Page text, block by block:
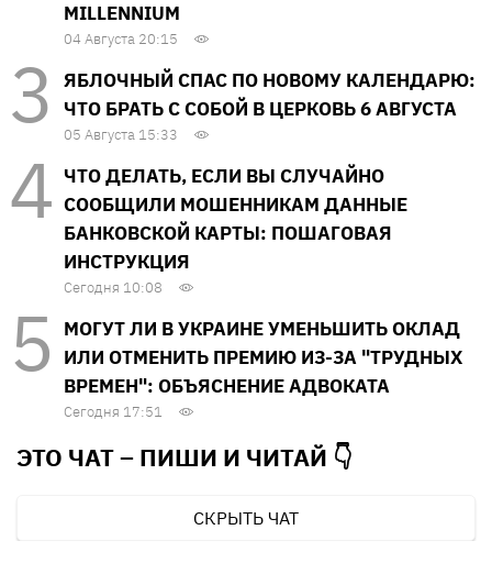
MILLENNIUM
04 Августа 20:15
ЯБЛОЧНЫЙ СПАС ПО НОВОМУ КАЛЕНДАРЮ:
ЧТО БРАТЬ С СОБОЙ В ЦЕРКОВЬ 6 АВГУСТА
05 Августа 15:33
ЧТО ДЕЛАТЬ, ЕСЛИ ВЫ СЛУЧАЙНО
СООБЩИЛИ МОШЕННИКАМ ДАННЫЕ
БАНКОВСКОЙ КАРТЫ: ПОШАГОВАЯ
ИНСТРУКЦИЯ
Сегодня 10:08
МОГУТ ЛИ В УКРАИНЕ УМЕНЬШИТЬ ОКЛАД
ИЛИ ОТМЕНИТЬ ПРЕМИЮ ИЗ-ЗА "ТРУДНЫХ
ВРЕМЕН": ОБЪЯСНЕНИЕ АДВОКАТА
Сегодня 17:51
ЭТО ЧАТ – ПИШИ И ЧИТАЙ 👇
СКРЫТЬ ЧАТ